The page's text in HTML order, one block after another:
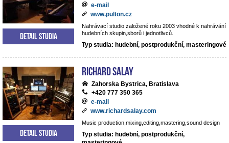
e-mail
www.pulton.cz
Nahrávací studio založené roku 2003 vhodné k nahrávání
hudebních skupin,sborů i jednotlivců.
Typ studia: hudební, postprodukční, masteringové
Detail studia
RICHARD SALAY
Zahorska Bystrica, Bratislava
+420 777 350 365
e-mail
www.richardsalay.com
Music production,mixing,editing,mastering,sound design
Typ studia: hudební, postprodukční,
Detail studia